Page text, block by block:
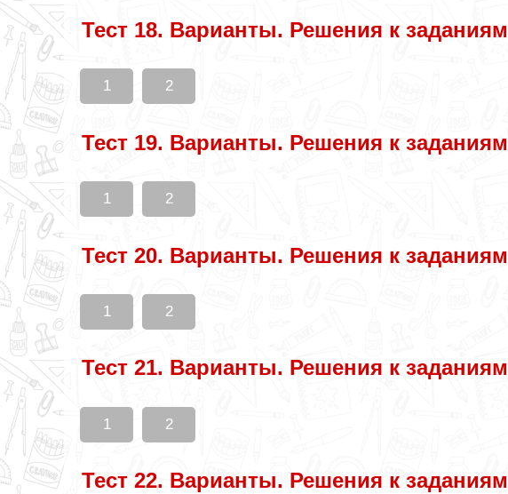
Тест 18. Варианты. Решения к заданиям
1 2
Тест 19. Варианты. Решения к заданиям
1 2
Тест 20. Варианты. Решения к заданиям
1 2
Тест 21. Варианты. Решения к заданиям
1 2
Тест 22. Варианты. Решения к заданиям